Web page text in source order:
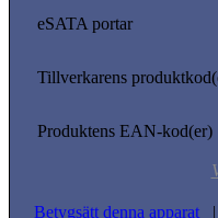
eSATA portar
Tillverkarens
Produktens EAN-kod(er)
Betygsätt denna apparat |